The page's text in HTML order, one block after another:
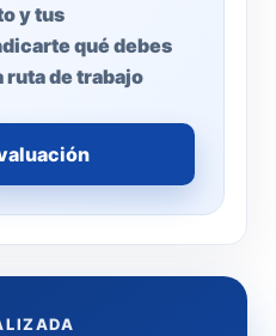
y tus
qué debes
de trabajo